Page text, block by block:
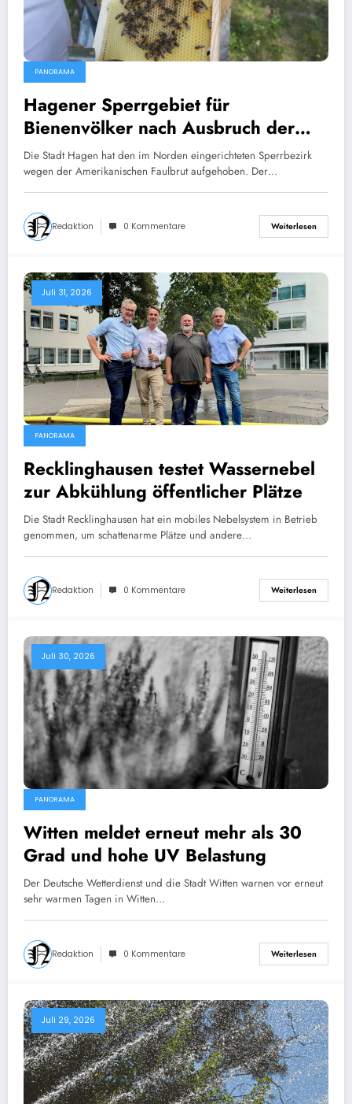
PANORAMA
Hagener Sperrgebiet für
Bienenvölker nach Ausbruch der
Amerikanischen Faulbrut
aufgehoben
Die Stadt Hagen hat den im Norden eingerichteten Sperrbezirk
wegen der Amerikanischen Faulbrut aufgehoben. Der…
Redaktion 0 Kommentare Weiterlesen
Juli 31, 2026
PANORAMA
Recklinghausen testet Wassernebel
zur Abkühlung öffentlicher Plätze
Die Stadt Recklinghausen hat ein mobiles Nebelsystem in Betrieb
genommen, um schattenarme Plätze und andere…
Redaktion 0 Kommentare Weiterlesen
Juli 30, 2026
PANORAMA
Witten meldet erneut mehr als 30
Grad und hohe UV Belastung
Der Deutsche Wetterdienst und die Stadt Witten warnen vor erneut
sehr warmen Tagen in Witten…
Redaktion 0 Kommentare Weiterlesen
Juli 29, 2026